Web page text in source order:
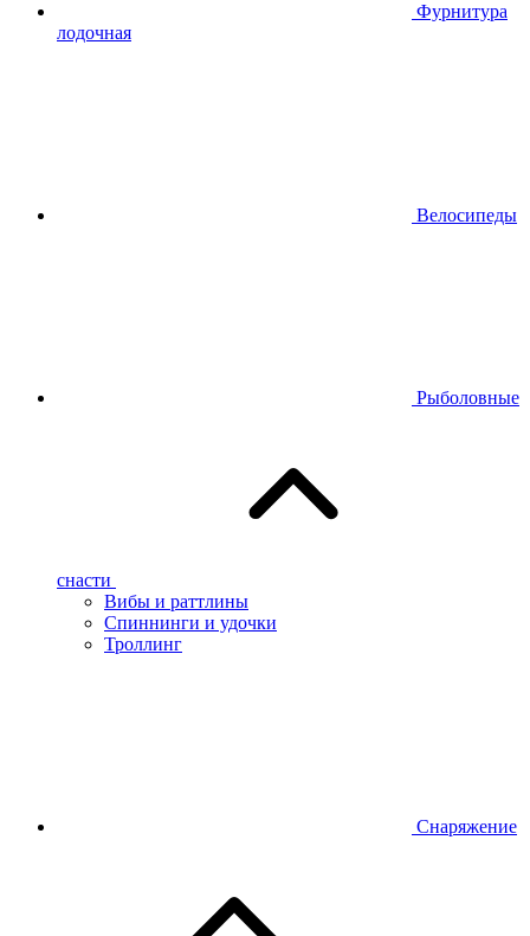
Фурнитура
лодочная
Велосипеды
Рыболовные
снасти
Вибы и раттлины
Спиннинги и удочки
Троллинг
Снаряжение